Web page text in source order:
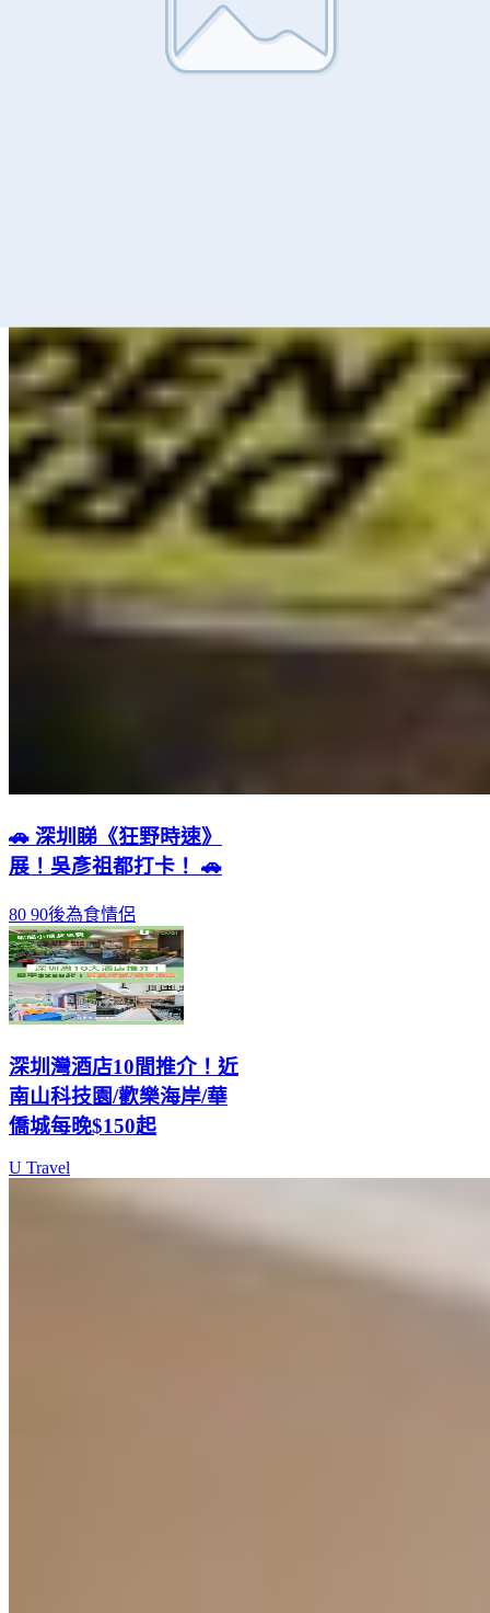
🚗 深圳睇《狂野時速》
展！吳彥祖都打卡！ 🚗
80 90後為食情侶
深圳灣酒店10間推介！近
南山科技園/歡樂海岸/華
僑城每晚$150起
U Travel